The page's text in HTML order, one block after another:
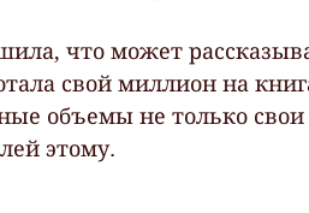
что может
свой миллион на
объемы не только
этому.